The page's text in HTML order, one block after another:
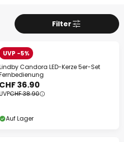
Filter
UVP -5%
Candora LED-Kerze 5er-Set
CHF 36.90
CHF 38.90
Auf Lager
einlösen
Hersteller